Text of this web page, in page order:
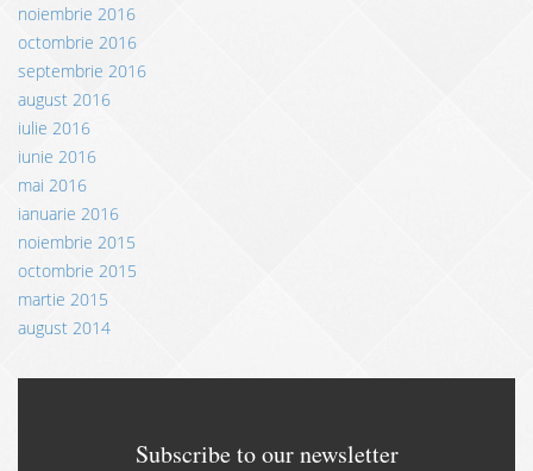
noiembrie 2016
octombrie 2016
septembrie 2016
august 2016
iulie 2016
iunie 2016
mai 2016
ianuarie 2016
noiembrie 2015
octombrie 2015
martie 2015
august 2014
Subscribe to our newsletter